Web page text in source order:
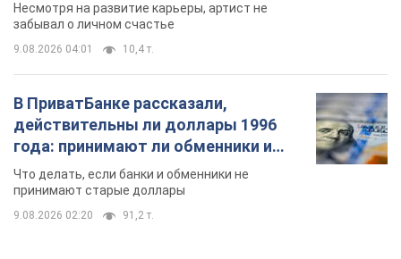
Несмотря на развитие карьеры, артист не
забывал о личном счастье
9.08.2026 04:01 10,4 т.
В ПриватБанке рассказали,
действительны ли доллары 1996
года: принимают ли обменники и
банки такие купюры
Что делать, если банки и обменники не
принимают старые доллары
9.08.2026 02:20 91,2 т.